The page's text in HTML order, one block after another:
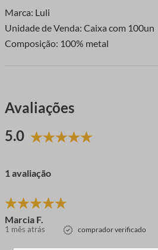
Marca: Luli
Unidade de Venda: Caixa com 100un
Composição: 100% metal
Avaliações
5.0
1 avaliação
Marcia F.
1 mês atrás comprador verificado